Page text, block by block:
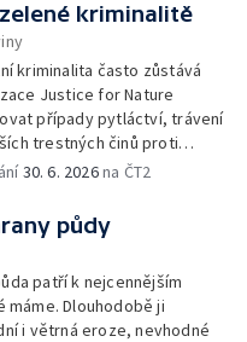
kriminalitě
kriminalita často zůstává
Justice for Nature
případy pytláctví, trávení
trestných činů proti
monitoringem a
vyšetřování.
30. 6. 2026na ČT2
půdy
patří k nejcennějším
máme. Dlouhodobě ji
i větrná eroze, nevhodné